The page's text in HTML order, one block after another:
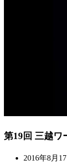
第19回 三越ワ
2016年8月